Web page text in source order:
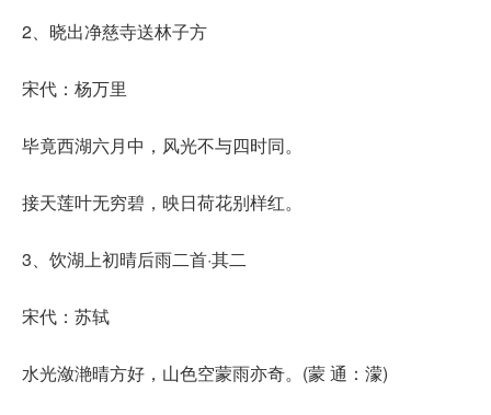
2、晓出净慈寺送林子方
宋代：杨万里
毕竟西湖六月中，风光不与四时同。
接天莲叶无穷碧，映日荷花别样红。
3、饮湖上初晴后雨二首·其二
宋代：苏轼
水光潋滟晴方好，山色空蒙雨亦奇。(蒙 通：濛)